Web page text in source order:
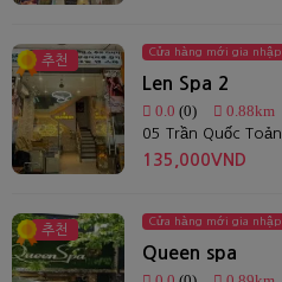
추천
Cửa hàng mới gia nhập
Len Spa 2
0.0 (0) 0.88km
135,000VND
추천
Cửa hàng mới gia nhập
Queen spa